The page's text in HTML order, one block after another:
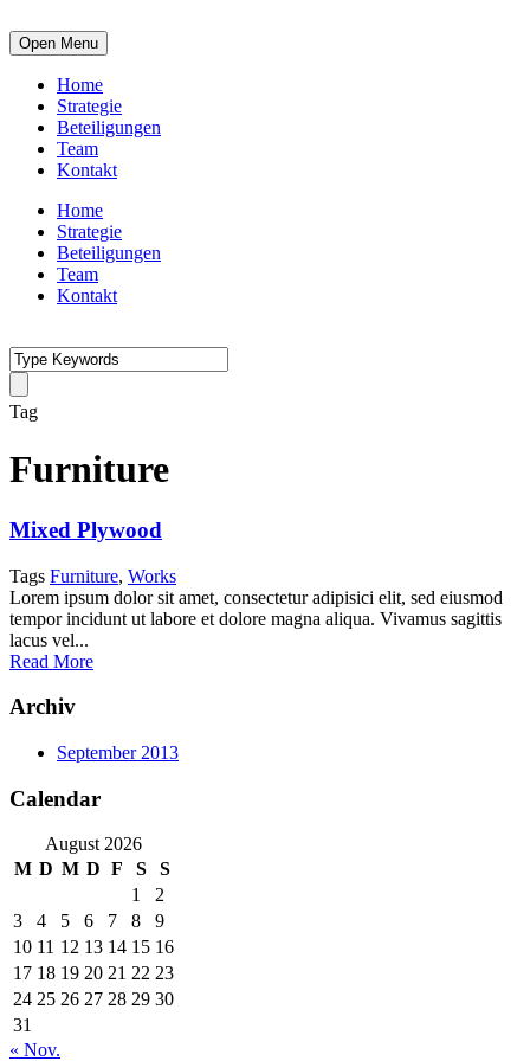
Open Menu
Home
Strategie
Beteiligungen
Team
Kontakt
Home
Strategie
Beteiligungen
Team
Kontakt
Tag
Furniture
Mixed Plywood
Tags Furniture, Works
Lorem ipsum dolor sit amet, consectetur adipisici elit, sed eiusmod
tempor incidunt ut labore et dolore magna aliqua. Vivamus sagittis
lacus vel...
Read More
Archiv
September 2013
Calendar
August 2026
M D M D F S
S
1
2
3
4 5 6 7 8
9
10 11 12 13 14 15 16
17 18 19 20 21 22 23
24 25 26 27 28 29 30
31
« Nov.